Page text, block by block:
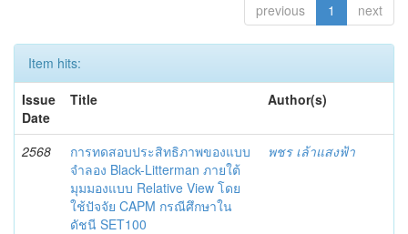
previous 1 next
Item hits:
Issue
Date
Title Author(s)
2568
การทดสอบประสิทธิภาพของแบบ
จำลอง Black-Litterman ภายใต้
มุมมองแบบ Relative View โดย
ใช้ปัจจัย CAPM กรณีศึกษาใน
ดัชนี SET100
พชร เล้าแสงฟ้า